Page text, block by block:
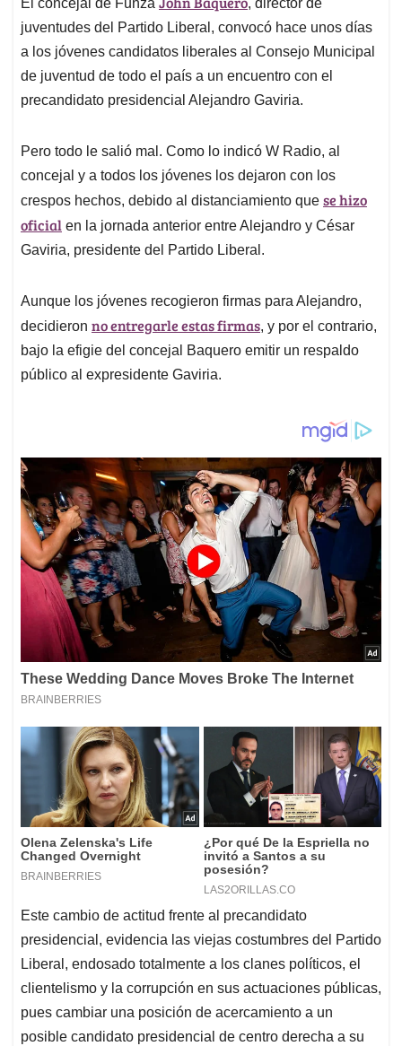
s
A
p
p
b
o
o
k
e
d
I
n
l
a
d
s
El concejal de Funza
, director de
juventudes del Partido Liberal, convocó hace unos días
a los jóvenes candidatos liberales al Consejo Municipal
de juventud de todo el país a un encuentro con el
precandidato presidencial Alejandro Gaviria.
Pero todo le salió mal. Como lo indicó W Radio, al
concejal y a todos los jóvenes los dejaron con los
crespos hechos, debido al distanciamiento que se hizo
oficial en la jornada anterior entre Alejandro y César
Gaviria, presidente del Partido Liberal.
Aunque los jóvenes recogieron firmas para Alejandro,
decidieron no entregarle estas firmas, y por el contrario,
bajo la efigie del concejal Baquero emitir un respaldo
público al expresidente Gaviria.
Este cambio de actitud frente al precandidato
presidencial, evidencia las viejas costumbres del Partido
Liberal, endosado totalmente a los clanes políticos, el
clientelismo y la corrupción en sus actuaciones públicas,
pues cambiar una posición de acercamiento a un
posible candidato presidencial de centro derecha a su